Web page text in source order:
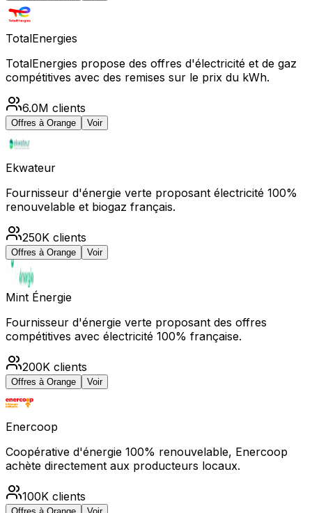
TotalEnergies
TotalEnergies propose des offres d'électricité et de gaz
compétitives avec des remises sur le prix du kWh.
6.0M clients
Offres à Orange Voir
Ekwateur
Fournisseur d'énergie verte proposant électricité 100%
renouvelable et biogaz français.
250K clients
Offres à Orange Voir
Mint Énergie
Fournisseur d'énergie verte proposant des offres
compétitives avec électricité 100% française.
200K clients
Offres à Orange Voir
Enercoop
Coopérative d'énergie 100% renouvelable, Enercoop
achète directement aux producteurs locaux.
100K clients